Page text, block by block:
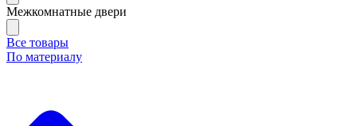
Межкомнатные двери
Все товары
По материалу